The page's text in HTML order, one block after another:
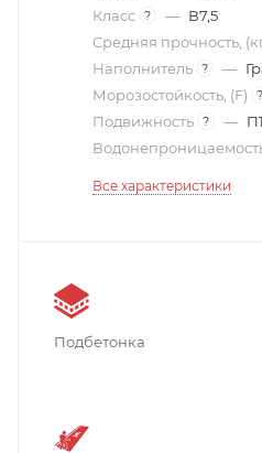
Класс ? — В7,5
Средняя прочность,
Наполнитель ? —
Морозостойкость, (F)
?
Подвижность ? —
Все характеристики
Подбетонка